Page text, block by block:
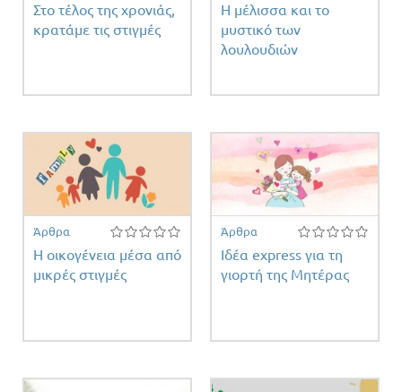
Στο τέλος της χρονιάς,
κρατάμε τις στιγμές
Η μέλισσα και το
μυστικό των
λουλουδιών
Άρθρα
Η οικογένεια μέσα από
μικρές στιγμές
Άρθρα
Ιδέα express για τη
γιορτή της Μητέρας